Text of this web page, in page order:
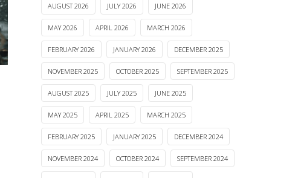
AUGUST 2026 JULY 2026 JUNE 2026
MAY 2026 APRIL 2026 MARCH 2026
FEBRUARY 2026 JANUARY 2026 DECEMBER 2025
NOVEMBER 2025 OCTOBER 2025 SEPTEMBER 2025
AUGUST 2025 JULY 2025 JUNE 2025
MAY 2025 APRIL 2025 MARCH 2025
FEBRUARY 2025 JANUARY 2025 DECEMBER 2024
NOVEMBER 2024 OCTOBER 2024 SEPTEMBER 2024